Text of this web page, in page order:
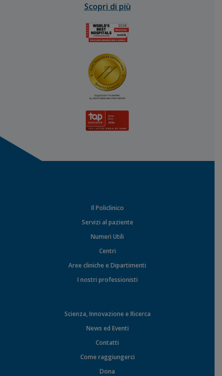
Scopri di più
Il Policlinico
Servizi al paziente
Numeri Utili
Centri
Aree cliniche e Dipartimenti
I nostri professionisti
Scienza, Innovazione e Ricerca
News ed Eventi
Contatti
Come raggiungerci
Dona